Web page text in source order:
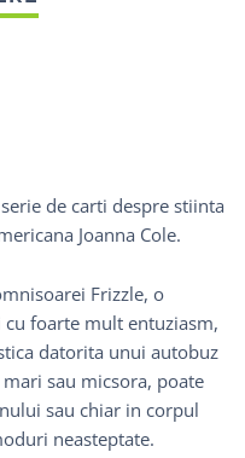
de carti despre stiinta
Joanna Cole.
Frizzle, o
foarte mult entuziasm,
datorita unui autobuz
sau micsora, poate
sau chiar in corpul
neasteptate.